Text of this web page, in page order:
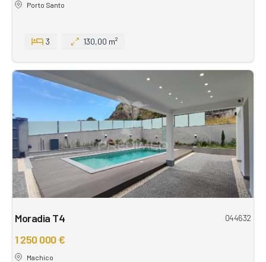
Porto Santo
3 130,00 m²
Moradia T4 044632
1 250 000 €
Machico